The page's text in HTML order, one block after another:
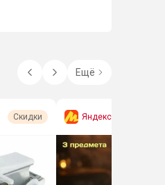
Ещё
Скидки Яндекс Маркет